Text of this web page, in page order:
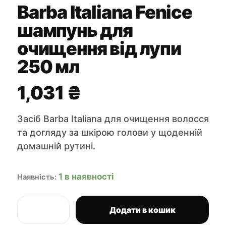
Barba Italiana Fenice
шампунь для
очищення від лупи
250 мл
1,031 ₴
Засіб Barba Italiana для очищення волосся
та догляду за шкірою голови у щоденній
домашній рутині.
Наявність: 1 в наявності
Italiana
Додати в кошик